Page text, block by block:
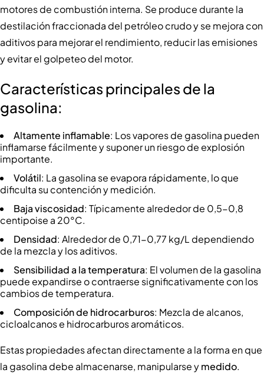
motores de combustión interna. Se produce durante la
destilación fraccionada del petróleo crudo y se mejora con
aditivos para mejorar el rendimiento, reducir las emisiones
y evitar el golpeteo del motor.
Características principales de la
gasolina:
Altamente inflamable: Los vapores de gasolina pueden
inflamarse fácilmente y suponer un riesgo de explosión
importante.
Volátil: La gasolina se evapora rápidamente, lo que
dificulta su contención y medición.
Baja viscosidad: Típicamente alrededor de 0,5-0,8
centipoise a 20°C.
Densidad: Alrededor de 0,71-0,77 kg/L dependiendo
de la mezcla y los aditivos.
Sensibilidad a la temperatura: El volumen de la gasolina
puede expandirse o contraerse significativamente con los
cambios de temperatura.
Composición de hidrocarburos: Mezcla de alcanos,
cicloalcanos e hidrocarburos aromáticos.
Estas propiedades afectan directamente a la forma en que
la gasolina debe almacenarse, manipularse ymedido.